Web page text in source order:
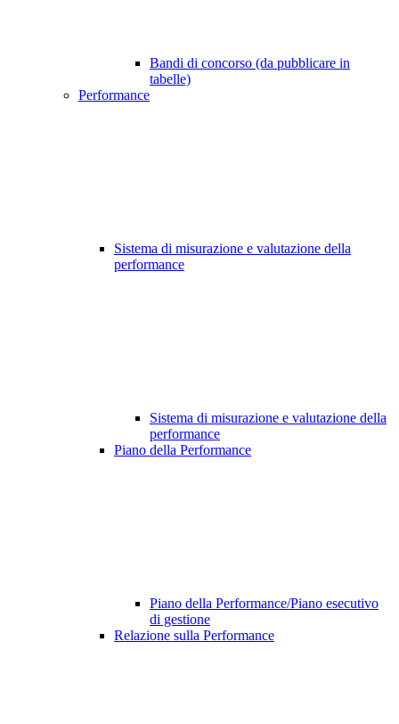
Bandi di concorso (da pubblicare in
tabelle)
Performance
Sistema di misurazione e valutazione della
performance
Sistema di misurazione e valutazione della
performance
Piano della Performance
Piano della Performance/Piano esecutivo
di gestione
Relazione sulla Performance